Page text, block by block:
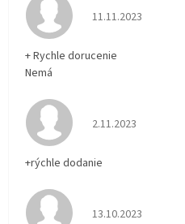
Hodnotenie
11.11.2023
+ Rychle dorucenie
Nemá
Hodnotenie
2.11.2023
+rýchle dodanie
Hodnotenie
13.10.2023